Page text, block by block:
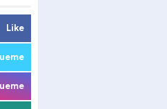
Like